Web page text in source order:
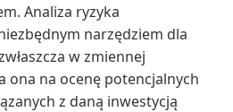
Analiza ryzyka
narzędziem dla
w zmiennej
ona na ocenę potencjalnych
z daną inwestycją